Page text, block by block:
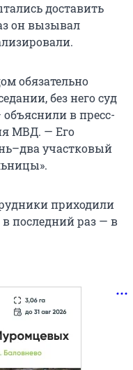
доставить
он вызывал
обязательно
без него суд
в пресс-
МВД. — Его
участковый
приходили
последний раз — в